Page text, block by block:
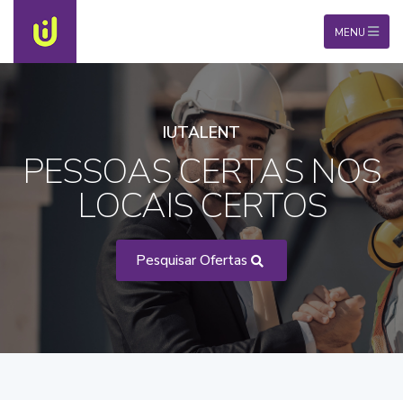
MENU
IUTALENT
PESSOAS CERTAS NOS
LOCAIS CERTOS
Pesquisar Ofertas